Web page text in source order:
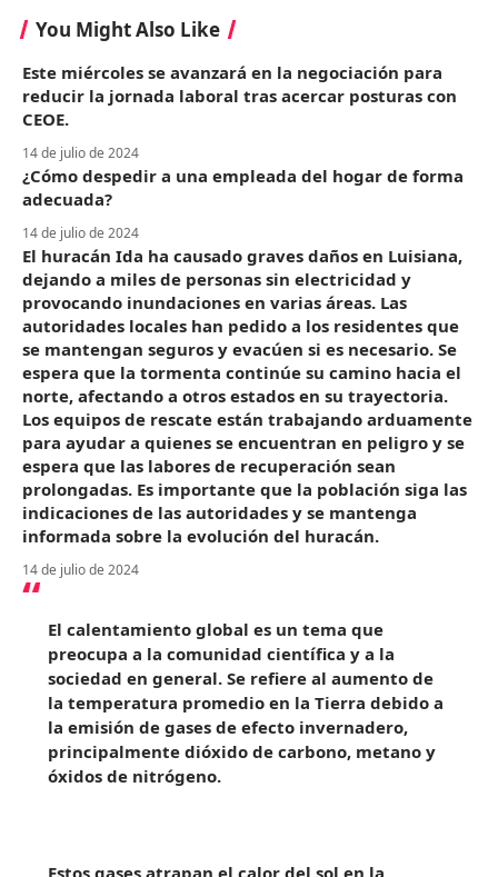
You Might Also Like
Este miércoles se avanzará en la negociación para
reducir la jornada laboral tras acercar posturas con
CEOE.
14 de julio de 2024
¿Cómo despedir a una empleada del hogar de forma
adecuada?
14 de julio de 2024
El huracán Ida ha causado graves daños en Luisiana,
dejando a miles de personas sin electricidad y
provocando inundaciones en varias áreas. Las
autoridades locales han pedido a los residentes que
se mantengan seguros y evacúen si es necesario. Se
espera que la tormenta continúe su camino hacia el
norte, afectando a otros estados en su trayectoria.
Los equipos de rescate están trabajando arduamente
para ayudar a quienes se encuentran en peligro y se
espera que las labores de recuperación sean
prolongadas. Es importante que la población siga las
indicaciones de las autoridades y se mantenga
informada sobre la evolución del huracán.
14 de julio de 2024
El calentamiento global es un tema que
preocupa a la comunidad científica y a la
sociedad en general. Se refiere al aumento de
la temperatura promedio en la Tierra debido a
la emisión de gases de efecto invernadero,
principalmente dióxido de carbono, metano y
óxidos de nitrógeno.
Estos gases atrapan el calor del sol en la